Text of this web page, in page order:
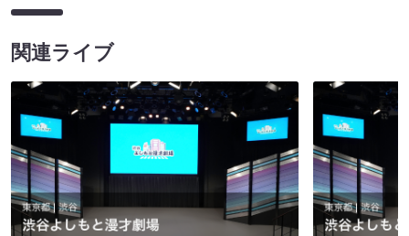
関連ライブ